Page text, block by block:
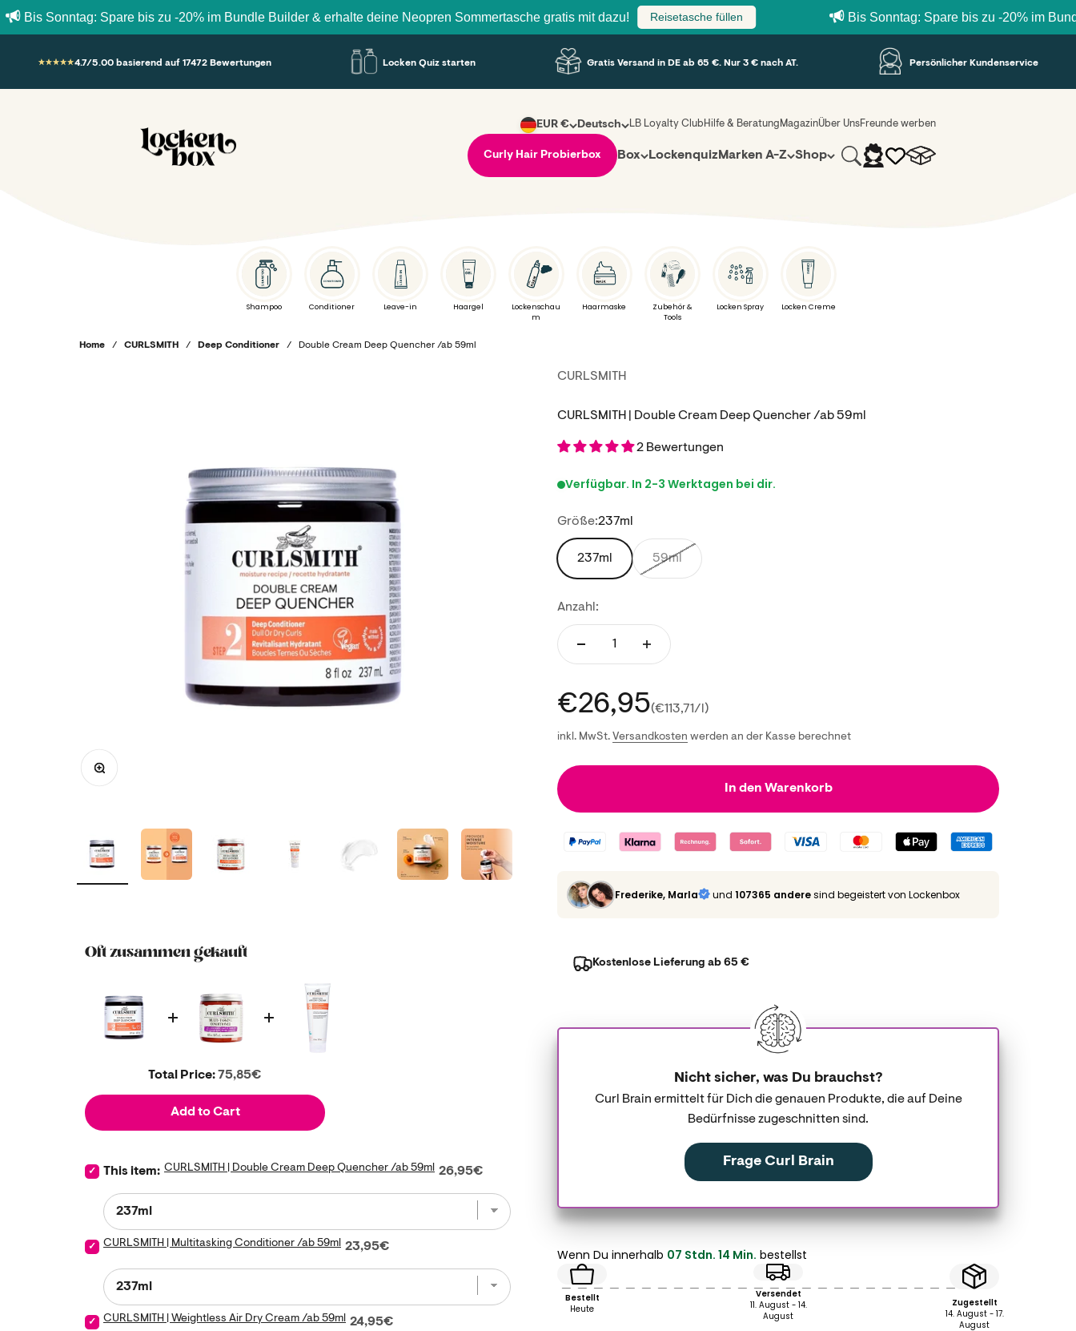
Spare bis zu -20% im Bundle Builder & erhalte deine Neopren Sommertasche gratis mit dazu! Reisetasche füllen Bis Sonntag: Spare bis zu -20% im Bundle
4.7/5.00 basierend auf 17472 Bewertungen Locken Quiz starten Gratis Versand in DE ab 65 €. Nur 3 € nach AT. Persönlicher Kundenservice
Lockenbox.com
EUR € Deutsch LB Loyalty Club Hilfe & Beratung MagazinÜber UnsFreunde werben
Curly Hair Probierbox Box Lockenquiz Marken A-Z Shop
SucheAnmeldenWarenkorb
Shampoo Conditioner Leave-in Haargel
Lockenschau
m
Haarmaske
Zubehör &
Tools
Locken Spray Locken Creme
Home / CURLSMITH / Deep Conditioner / Double Cream Deep Quencher /ab 59ml
Bild vergrößern
Oft zusammen gekauft
Total Price:Price
75,85€
Add to Cart
Select CURLSMITH | Double Cream Deep Quencher /ab 59ml for bundle
This item: CURLSMITH | Double Cream Deep Quencher /ab 59ml Price
26,95€
Select CURLSMITH | Multitasking Conditioner /ab 59ml for bundle
CURLSMITH | Multitasking Conditioner /ab 59ml Price
23,95€
Select CURLSMITH | Weightless Air Dry Cream /ab 59ml for bundle
CURLSMITH | Weightless Air Dry Cream /ab 59ml Price
24,95€
CURLSMITH
CURLSMITH | Double Cream Deep Quencher /ab 59ml
2 Bewertungen
Verfügbar. In 2-3 Werktagen bei dir.
Größe:237ml
237ml 59ml
Anzahl:
Angebot
€26,95(€113,71/l)
inkl. MwSt. Versandkosten werden an der Kasse berechnet
In den Warenkorb
Frederike, Marla und 107365 anderesind begeistert von Lockenbox
Kostenlose Lieferung ab 65 €
Nicht sicher, was Du brauchst?
Curl Brain ermittelt für Dich die genauen Produkte, die auf Deine
Bedürfnisse zugeschnitten sind.
Frage Curl Brain
Wenn Du innerhalb 07 Stdn. 14 Min. bestellst
Bestellt
Heute
Versendet
11. August - 14.
August
Zugestellt
14. August - 17.
August